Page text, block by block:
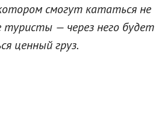
смогут кататься не
туристы — через него будет
ценный груз.